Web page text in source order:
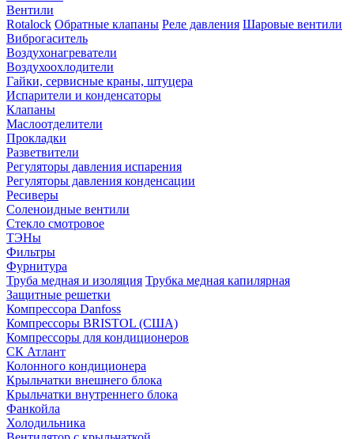
Вентили
Rotalock Обратные клапаны Реле давления Шаровые вентили
Виброгаситель
Воздухонагреватели
Воздухоохлодители
Гайки, сервисные краны, штуцера
Испарители и конденсаторы
Клапаны
Маслоотделители
Прокладки
Разветвители
Регуляторы давления испарения
Регуляторы давления конденсации
Ресиверы
Соленоидные вентили
Стекло смотровое
ТЭНы
Фильтры
Фурнитура
Труба медная и изоляция Трубка медная капилярная
Защитные решетки
Компрессора Danfoss
Компрессоры BRISTOL (США)
Компрессоры для кондиционеров
СК Атлант
Колонного кондиционера
Крыльчатки внешнего блока
Крыльчатки внутреннего блока
Фанкойла
Холодильника